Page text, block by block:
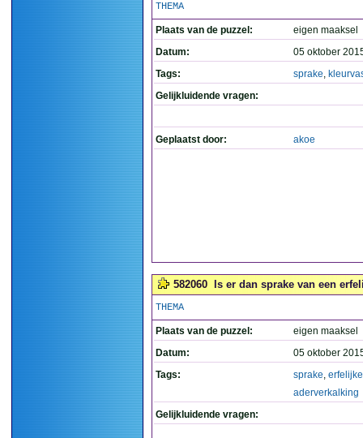
THEMA
Plaats van de puzzel:
eigen maaksel
Datum:
05 oktober
Tags:
sprake,
Gelijkluidende vragen:
Geplaatst door: akoe
582060 Is er dan sprake van een
THEMA
Plaats van de puzzel:
eigen maaksel
Datum:
05 oktober
Tags:
sprake, erfelijke
aderverkalking
Gelijkluidende vragen: